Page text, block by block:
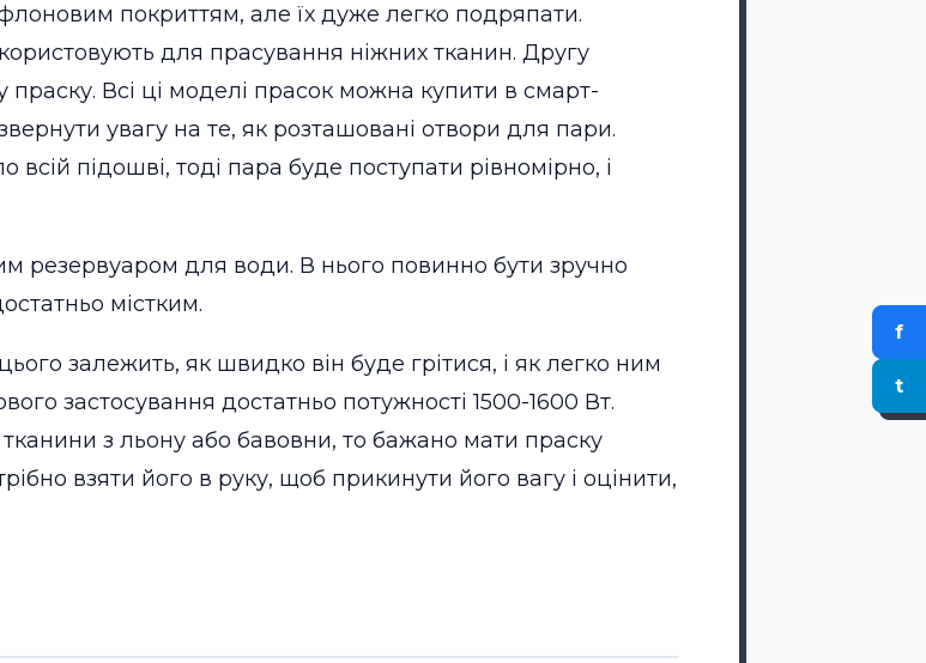
покриттям, але їх дуже легко подряпати.
для прасування ніжних тканин. Другу
Всі ці моделі прасок можна купити в смарт-
увагу на те, як розташовані отвори для пари.
підошві, тоді пара буде поступати рівномірно, і
резервуаром для води. В нього повинно бути зручно
містким.
залежить, як швидко він буде грітися, і як легко ним
застосування достатньо потужності 1500-1600 Вт.
з льону або бавовни, то бажано мати праску
взяти його в руку, щоб прикинути його вагу і оцінити,
f
t